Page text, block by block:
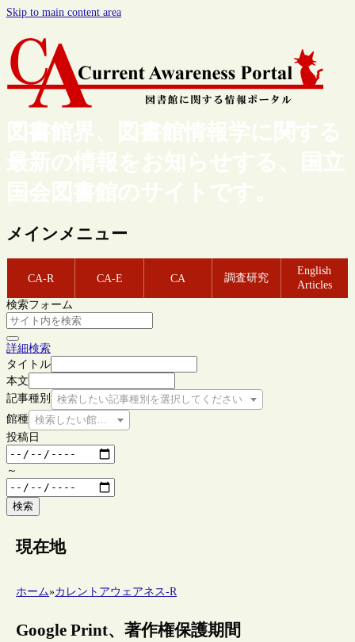
Skip to main content area
図書館界、図書館情報学に関する
最新の情報をお知らせする、国立
国会図書館のサイトです。
メインメニュー
CA-R CA-E CA 調査研究
English
Articles
検索フォーム
詳細検索
タイトル
本文
記事種別
検索したい記事種別を選択してください
館種 検索したい館種を選択してください
投稿日
～
検索
現在地
ホーム»カレントアウェアネス-R
Google Print、著作権保護期間